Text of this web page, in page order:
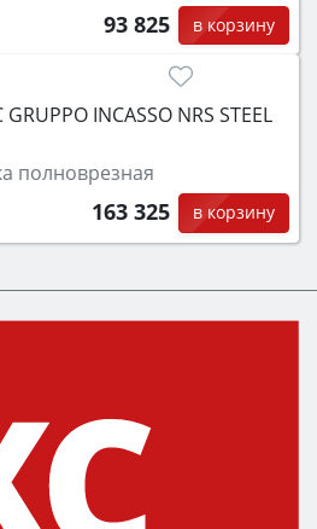
93 825 в корзину
GRUPPO INCASSO NRS STEEL
полноврезная
163 325 в корзину